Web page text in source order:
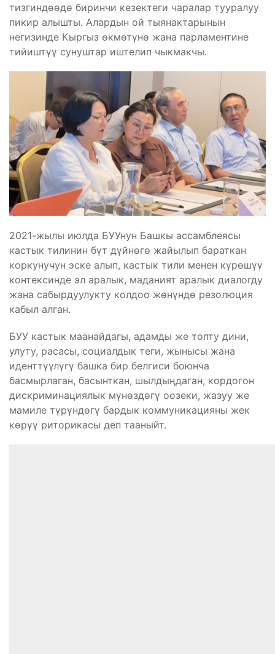
тизгиндөөдө биринчи кезектеги чаралар тууралуу
пикир алышты. Алардын ой тыянактарынын
негизинде Кыргыз өкмөтүнө жана парламентине
тийиштүү сунуштар иштелип чыкмакчы.
2021-жылы июлда БУУнун Башкы ассамблеясы
кастык тилинин бүт дүйнөгө жайылып бараткан
коркунучун эске алып, кастык тили менен күрөшүү
контексинде эл аралык, маданият аралык диалогду
жана сабырдуулукту колдоо жөнүндө резолюция
кабыл алган.
БУУ кастык маанайдагы, адамды же топту дини,
улуту, расасы, социалдык теги, жынысы жана
иденттүүлүгү башка бир белгиси боюнча
басмырлаган, басынткан, шылдыңдаган, кордогон
дискриминациялык мүнөздөгү оозеки, жазуу же
мамиле түрүндөгү бардык коммуникацияны жек
көрүү риторикасы деп тааныйт.